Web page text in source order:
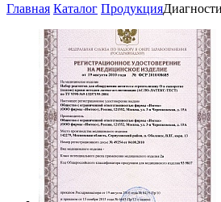
Главная Каталог Продукция